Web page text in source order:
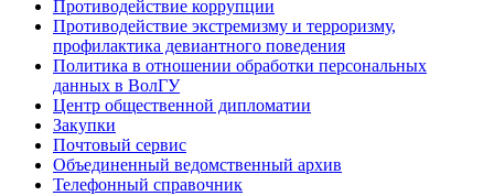
Противодействие коррупции
Противодействие экстремизму и терроризму,
профилактика девиантного поведения
Политика в отношении обработки персональных
данных в ВолГУ
Центр общественной дипломатии
Закупки
Почтовый сервис
Объединенный ведомственный архив
Телефонный справочник